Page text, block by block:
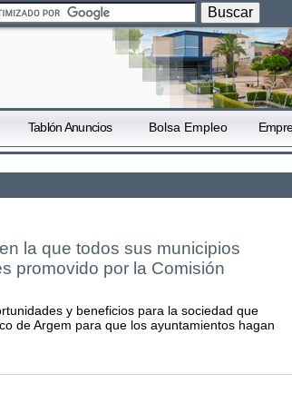
Tablón Anuncios Bolsa Empleo
la que todos sus municipios
promovido por la Comisión
y beneficios para la sociedad que
de Argem para que los ayuntamientos hagan